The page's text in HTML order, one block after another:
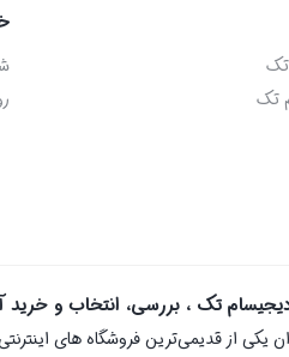
تک
تک
تک ، بررسی، انتخاب و خرید